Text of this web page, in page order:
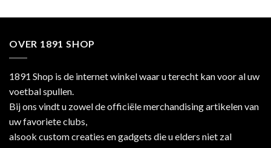
OVER 1891 SHOP
1891 Shop is de internet winkel waar u terecht kan voor al uw
voetbal spullen.
Bij ons vindt u zowel de officiële merchandising artikelen van
uw favoriete clubs,
alsook custom creaties en gadgets die u elders niet zal